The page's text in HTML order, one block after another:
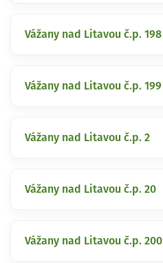
Vážany nad Litavou č.p. 198
Vážany nad Litavou č.p. 199
Vážany nad Litavou č.p. 2
Vážany nad Litavou č.p. 20
Vážany nad Litavou č.p. 200